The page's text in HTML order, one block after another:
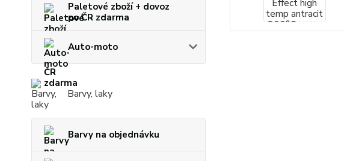
Paletové zboží + dovoz
po ČR zdarma
Auto-moto
Barvy, laky
Barvy na objednávku